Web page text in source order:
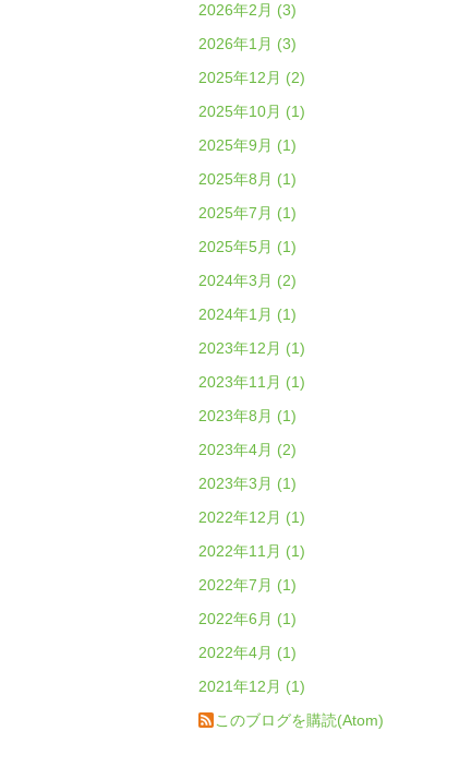
2026年2月 (3)
2026年1月 (3)
2025年12月 (2)
2025年10月 (1)
2025年9月 (1)
2025年8月 (1)
2025年7月 (1)
2025年5月 (1)
2024年3月 (2)
2024年1月 (1)
2023年12月 (1)
2023年11月 (1)
2023年8月 (1)
2023年4月 (2)
2023年3月 (1)
2022年12月 (1)
2022年11月 (1)
2022年7月 (1)
2022年6月 (1)
2022年4月 (1)
2021年12月 (1)
このブログを購読(Atom)